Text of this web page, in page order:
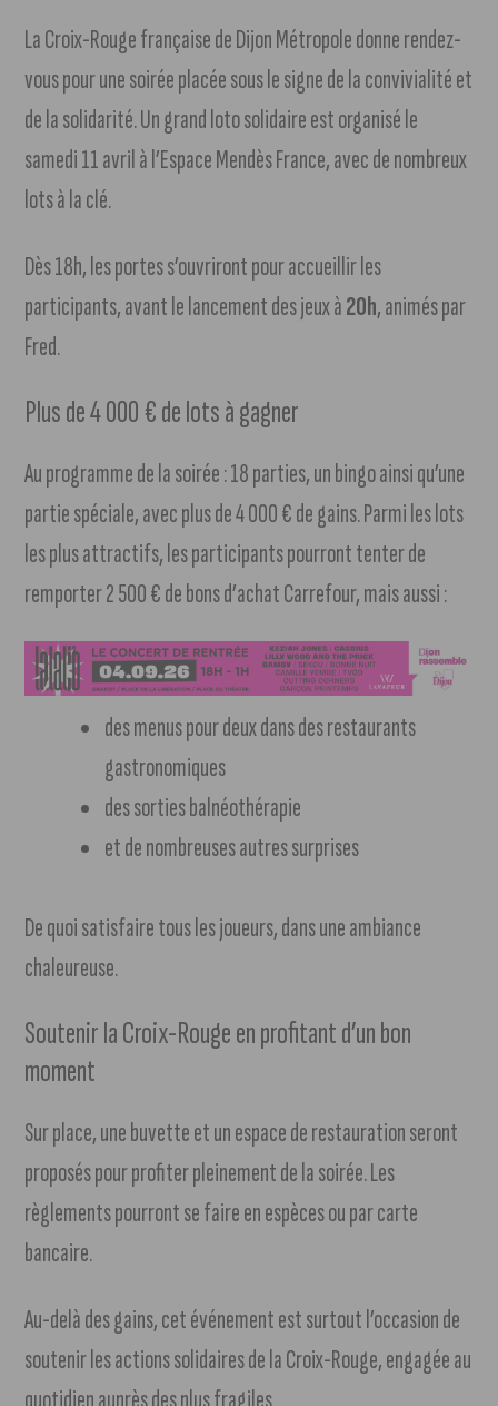
La Croix-Rouge française de Dijon Métropole donne rendez-
vous pour une soirée placée sous le signe de la convivialité et
de la solidarité. Un grand loto solidaire est organisé le
samedi 11 avril à l’Espace Mendès France, avec de nombreux
lots à la clé.
Dès 18h, les portes s’ouvriront pour accueillir les
participants, avant le lancement des jeux à20h, animés par
Fred.
Plus de 4 000 € de lots à gagner
Au programme de la soirée : 18 parties, un bingo ainsi qu’une
partie spéciale, avec plus de 4 000 € de gains. Parmi les lots
les plus attractifs, les participants pourront tenter de
remporter 2 500 € de bons d’achat Carrefour, mais aussi :
des menus pour deux dans des restaurants
gastronomiques
des sorties balnéothérapie
et de nombreuses autres surprises
De quoi satisfaire tous les joueurs, dans une ambiance
chaleureuse.
Soutenir la Croix-Rouge en profitant d’un bon
moment
Sur place, une buvette et un espace de restauration seront
proposés pour profiter pleinement de la soirée. Les
règlements pourront se faire en espèces ou par carte
bancaire.
Au-delà des gains, cet événement est surtout l’occasion de
soutenir les actions solidaires de la Croix-Rouge, engagée au